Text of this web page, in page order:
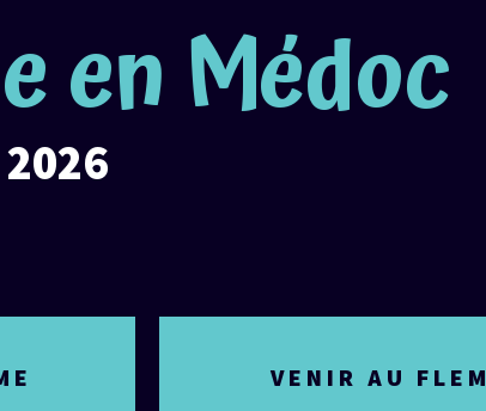
en Médoc
VENIR AU FLEM